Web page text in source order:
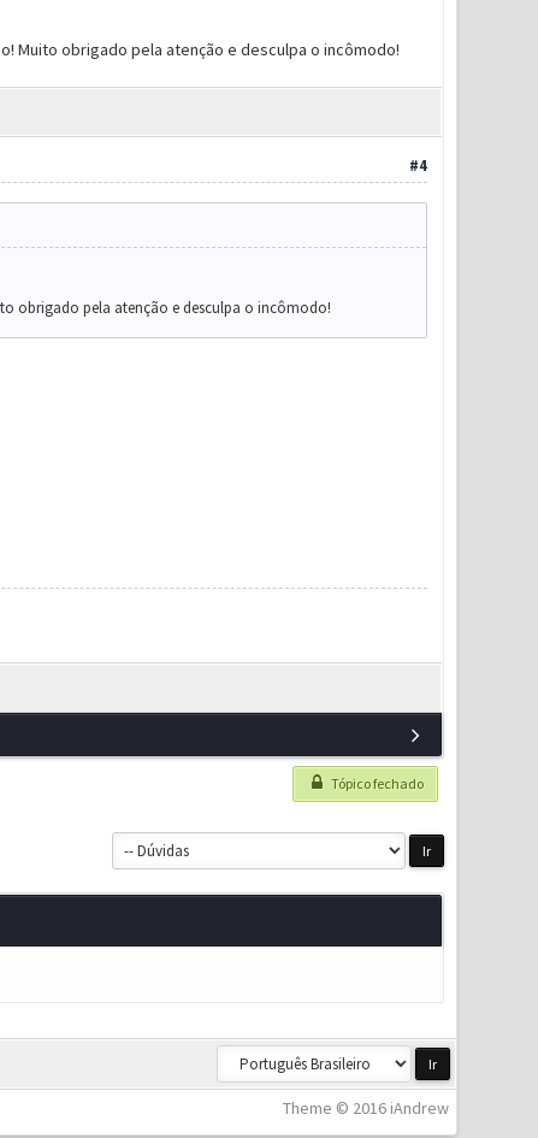
Muito obrigado pela atenção e desculpa o incômodo!
#4
obrigado pela atenção e desculpa o incômodo!
Tópico fechado
Theme © 2016 iAndrew